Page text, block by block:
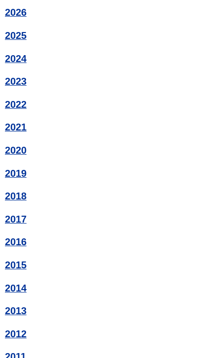
2026
2025
2024
2023
2022
2021
2020
2019
2018
2017
2016
2015
2014
2013
2012